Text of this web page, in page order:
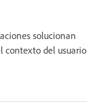
solucionan
contexto del usuario